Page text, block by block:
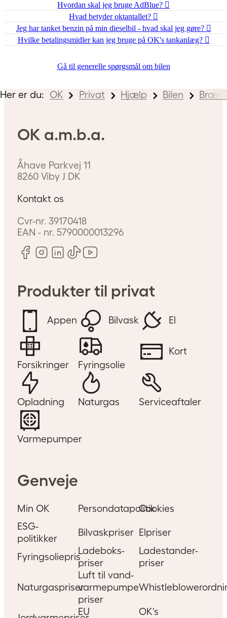
Hvordan skal jeg bruge AdBlue?
Hvad betyder oktantallet?
Jeg har tanket benzin på min dieselbil - hvad skal jeg gøre?
Hvilke betalingsmidler kan jeg bruge på OK's tankanlæg?
Gå til generelle spørgsmål om bilen
Her er du: OK Privat Hjælp Bilen
OK a.m.b.a.
Åhave Parkvej 11
8260 Viby J DK
Kontakt os
Cvr-nr. 39170418
EAN - nr.5790000013296
Produkter til privat
Appen Bilvask El
Forsikringer Fyringsolie
Kort
Opladning Naturgas Serviceaftaler
Varmepumper
Genveje
Min OK PersondatapolitikCookies
ESG-
politikker
Bilvaskpriser Elpriser
Fyringsoliepris
Ladeboks-
priser
Ladestander-
priser
Naturgaspriser
Luft til vand-
varmepumpe
priser
EU
OK's